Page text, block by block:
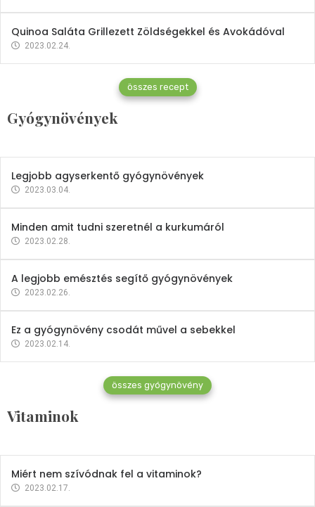
Quinoa Saláta Grillezett Zöldségekkel és Avokádóval
2023.02.24.
összes recept
Gyógynövények
Gyógynövények
Mindent a petrezselyemről
2023.12.21.
Legjobb agyserkentő gyógynövények
2023.03.04.
Minden amit tudni szeretnél a kurkumáról
2023.02.28.
A legjobb emésztés segítő gyógynövények
2023.02.26.
Ez a gyógynövény csodát művel a sebekkel
2023.02.14.
összes gyógynövény
Vitaminok
Vitaminok
Mindent a B-12 vitaminról
2023.02.27.
Miért nem szívódnak fel a vitaminok?
2023.02.17.